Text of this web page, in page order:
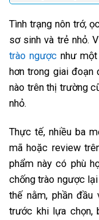
Tình trạng nôn trớ,
sơ sinh và trẻ nhỏ.
trào ngược như
hơn trong giai đoạn
nào trên thị trường
nhỏ.
Thực tế, nhiều ba
mã hoặc review
phẩm này có phù
chống trào ngược
thế nằm, phần
trước khi lựa chọn,